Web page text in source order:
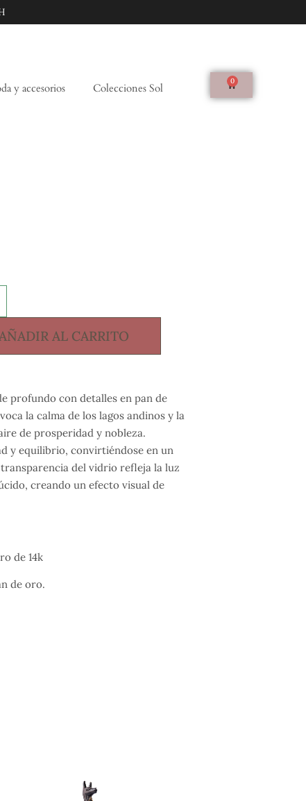
y accesorios Colecciones Sol
0
AL CARRITO
profundo con detalles en pan de
la calma de los lagos andinos y la
de prosperidad y nobleza.
y equilibrio, convirtiéndose en un
del vidrio refleja la luz
creando un efecto visual de
de 14k
de oro.